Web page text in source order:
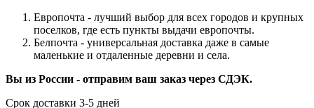
Европочта - лучший выбор для всех городов и крупных
поселков, где есть пункты выдачи европочты.
Белпочта - универсальная доставка даже в самые
маленькие и отдаленные деревни и села.
Вы из России - отправим ваш заказ через СДЭК.
Срок доставки 3-5 дней